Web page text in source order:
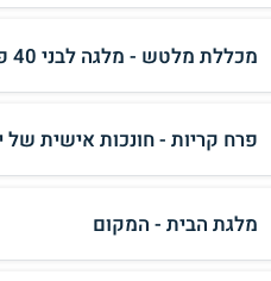
מכללת מלטש - מלגה לבני 40 פלוס
פרח קריות - חונכות אישית של
מלגת הבית - המקום